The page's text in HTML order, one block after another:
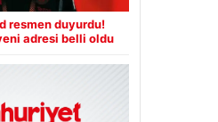
resmen duyurdu!
adresi belli oldu